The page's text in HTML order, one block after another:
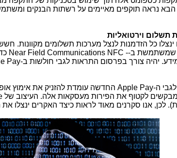
נראה תוקפים מאיימים על רשתות הבנקים
תשלום וירטואליות
ינצלו כל הזדמנות לנצל מערכות תשלומים
שמשתמשת ב-NFC -
Near Field Communications
יהיה צורך בפרסום התראות לגבי חולשות ב-Pay
ה-Apple Pay החדשה עומדת להזניק את אימוץ
לקטוף את הפירות מעסקאות אלה. העיצוב של
לכן, אנו סקרנים מאוד לראות כיצד האקרים ינצלו